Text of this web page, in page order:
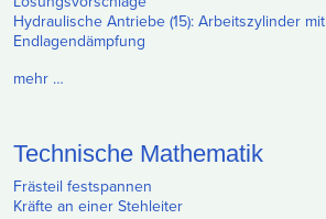
Hydraulische Antriebe (15): Arbeitszylinder mit
Endlagendämpfung
mehr …
Technische Mathematik
Frästeil festspannen
Kräfte an einer Stehleiter